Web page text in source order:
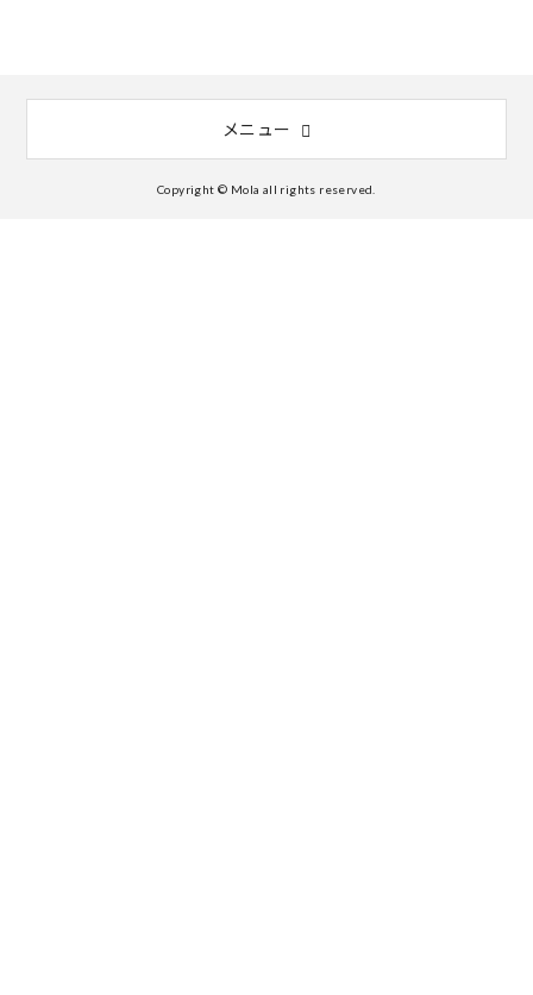
メニュー
Copyright © Mola all rights reserved.